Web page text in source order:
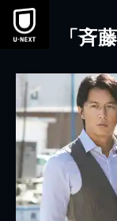
本文へスキップ
「斉